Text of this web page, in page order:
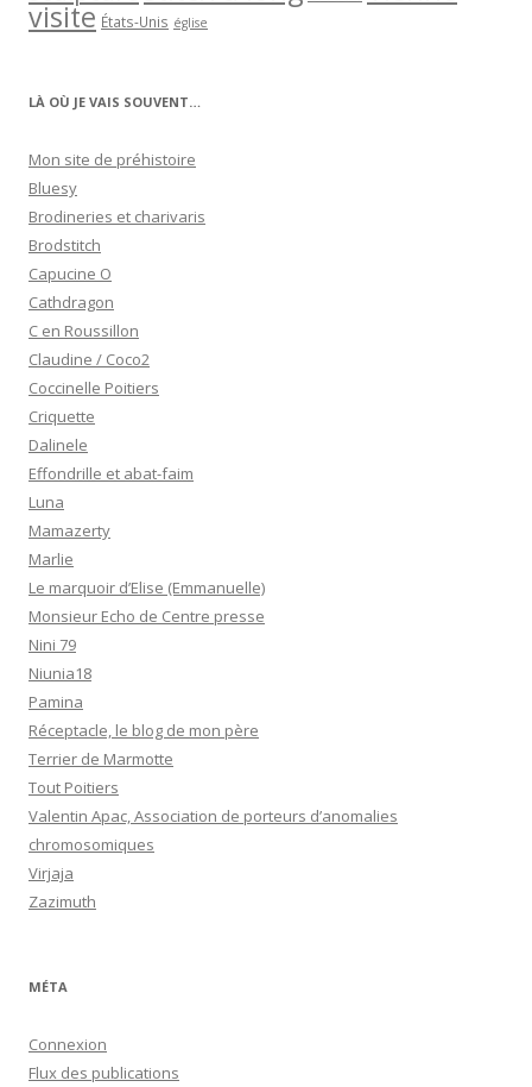
visite États-Unis église
LÀ OÙ JE VAIS SOUVENT…
Mon site de préhistoire
Bluesy
Brodineries et charivaris
Brodstitch
Capucine O
Cathdragon
C en Roussillon
Claudine / Coco2
Coccinelle Poitiers
Criquette
Dalinele
Effondrille et abat-faim
Luna
Mamazerty
Marlie
Le marquoir d’Elise (Emmanuelle)
Monsieur Echo de Centre presse
Nini 79
Niunia18
Pamina
Réceptacle, le blog de mon père
Terrier de Marmotte
Tout Poitiers
Valentin Apac, Association de porteurs d’anomalies
chromosomiques
Virjaja
Zazimuth
MÉTA
Connexion
Flux des publications